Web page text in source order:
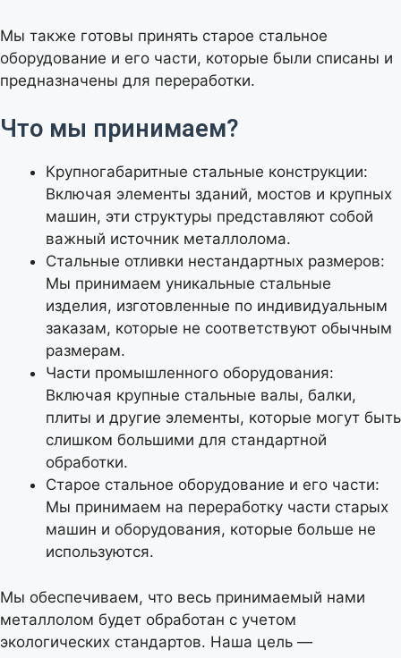
Мы также готовы принять старое стальное
оборудование и его части, которые были списаны и
предназначены для переработки.
Что мы принимаем?
Крупногабаритные стальные конструкции:
Включая элементы зданий, мостов и крупных
машин, эти структуры представляют собой
важный источник металлолома.
Стальные отливки нестандартных размеров:
Мы принимаем уникальные стальные
изделия, изготовленные по индивидуальным
заказам, которые не соответствуют обычным
размерам.
Части промышленного оборудования:
Включая крупные стальные валы, балки,
плиты и другие элементы, которые могут быть
слишком большими для стандартной
обработки.
Старое стальное оборудование и его части:
Мы принимаем на переработку части старых
машин и оборудования, которые больше не
используются.
Мы обеспечиваем, что весь принимаемый нами
металлолом будет обработан с учетом
экологических стандартов. Наша цель —